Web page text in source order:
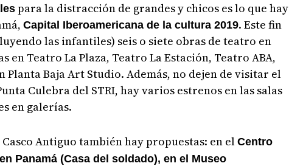
para la distracción de grandes y chicos es lo que hay
Capital Iberoamericana de la cultura 2019. Este fin
las infantiles) seis o siete obras de teatro en
en Teatro La Plaza, Teatro La Estación, Teatro ABA,
Planta Baja Art Studio. Además, no dejen de visitar el
Culebra del STRI, hay varios estrenos en las salas
en galerías.
Antiguo también hay propuestas: en el Centro
Panamá (Casa del soldado), en el Museo